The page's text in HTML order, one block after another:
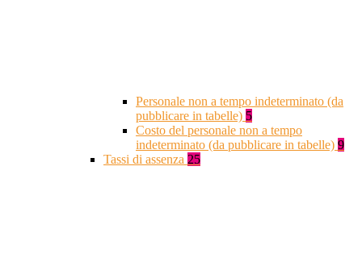
Personale non a tempo indeterminato (da
pubblicare in tabelle) 5
Costo del personale non a tempo
indeterminato (da pubblicare in tabelle) 9
Tassi di assenza 25